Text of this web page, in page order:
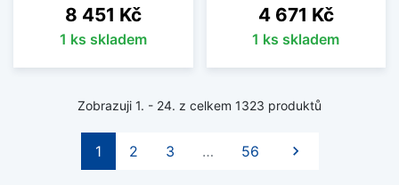
Cena
8 451 Kč
1 ks skladem
Cena
4 671 Kč
1 ks skladem
Zobrazuji 1. - 24. z celkem 1323 produktů
1 2 3 … 56 Další
